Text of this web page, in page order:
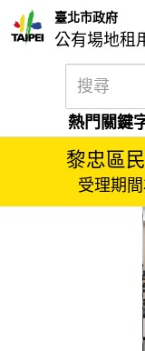
臺北市政府
公有場地租
熱門關鍵
黎忠區
受理期間